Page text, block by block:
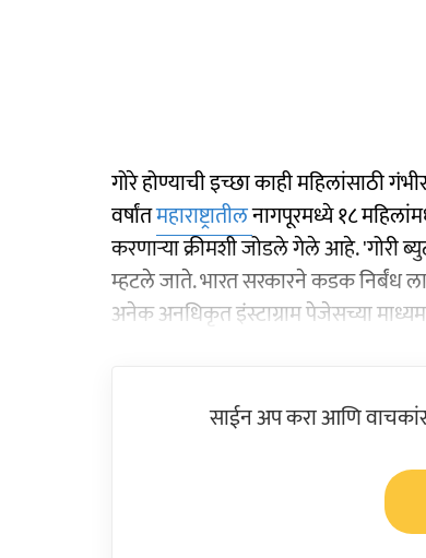
गोरे होण्याची इच्छा काही महिलांसाठी
वर्षांतमहाराष्ट्रातीलनागपूरमध्ये १८
करणाऱ्या क्रीमशी जोडले गेले आहे. 'गोरी
म्हटले जाते. भारत सरकारने कडक निर्बंध
अनेक अनधिकृत इंस्टाग्राम पेजेसच्या
साईन अप करा आणि